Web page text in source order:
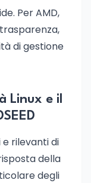
Per AMD,
di gestione
Linux e il
rilevanti di
della
degli